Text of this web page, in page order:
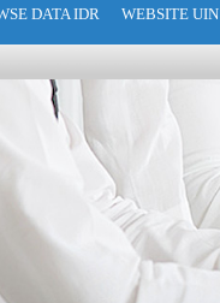
DATA IDR WEBSITE